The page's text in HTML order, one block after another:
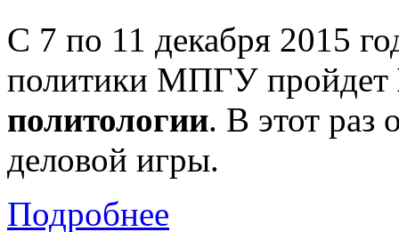
С 7 по 11 декабря 2015
политики МПГУ пройдет
политологии. В этот раз
деловой игры.
Подробнее